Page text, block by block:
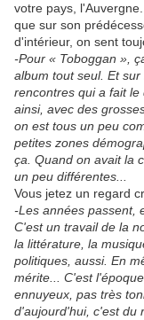
votre pays,
que sur son
d'intérieur, on sent
-Pour « Toboggan »,
album tout seul. Et
rencontres qui a fait
ainsi, avec des
on est tous un peu
petites zones
ça. Quand on avait la
un peu différentes...
Vous jetez un regard
-Les années passent,
C'est un travail de la
la littérature, la
politiques, aussi. En
mérite... C'est
ennuyeux, pas très
d'aujourd'hui, c'est du